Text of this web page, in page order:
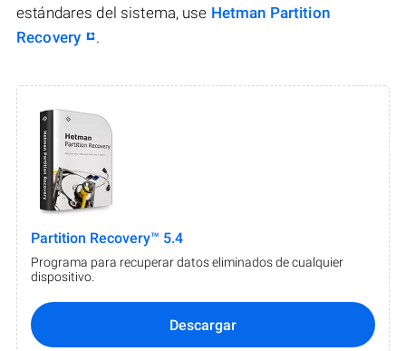
estándares del sistema, use Hetman Partition
Recovery
.
Partition Recovery™ 5.4
Programa para recuperar datos eliminados de cualquier
dispositivo.
Descargar